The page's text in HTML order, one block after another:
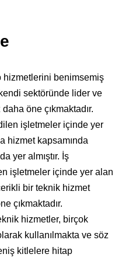
hizmetlerini benimsemiş
sektöründe lider ve
öne çıkmaktadır.
işletmeler içinde yer
hizmet kapsamında
yer almıştır. İş
işletmeler içinde yer alan
bir teknik hizmet
çıkmaktadır.
hizmetler, birçok
kullanılmakta ve söz
kitlelere hitap